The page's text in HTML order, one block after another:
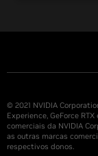
© 2021 NVIDIA
Experience, GeForce
comerciais da NVIDIA
as outras marcas
respectivos donos.